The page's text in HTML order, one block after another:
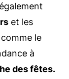
et les
le
à
des fêtes.